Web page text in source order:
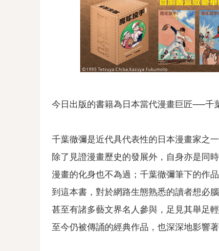
今日出版的書籍為日本當代漫畫巨匠──千
千葉徹彌是近代具代表性的日本漫畫家
除了見證漫畫歷史的發展外，自身亦是同
漫畫的化身也不為過；千葉徹彌筆下的作
到這本書，對於網路生態熟悉的讀者想必
甚至有諸多藝文界名人參與，足見其舉足
至今仍被傳誦的經典作品，也深深地影響